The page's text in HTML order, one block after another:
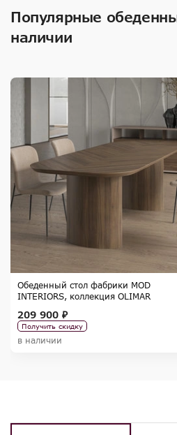
Популярные
наличии
Обеденный стол фабрики MOD
INTERIORS, коллекция OLIMAR
209 900 ₽
Получить скидку
в наличии